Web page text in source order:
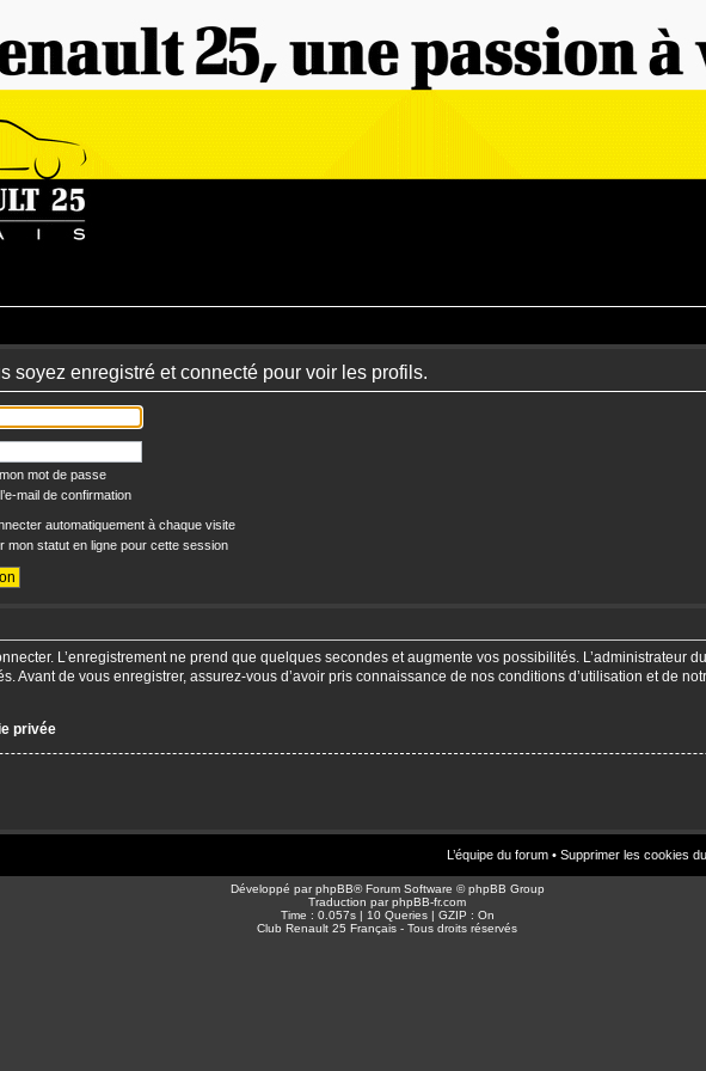
soyez enregistré et connecté pour voir les profils.
mot de passe
mail de confirmation
automatiquement à chaque visite
mon statut en ligne pour cette session
L’enregistrement ne prend que quelques secondes et augmente vos possibilités. L’administrateur
Avant de vous enregistrer, assurez-vous d’avoir pris connaissance de nos conditions d’utilisation et de
privée
L’équipe du forum • Supprimer les cookies
Développé parphpBB® Forum Software © phpBB Group
Traduction parphpBB-fr.com
Time : 0.057s | 10 Queries | GZIP : On
Club Renault 25 Français - Tous droits réservés